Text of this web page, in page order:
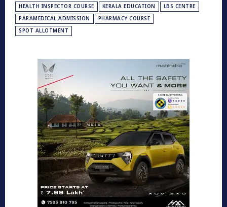
HEALTH INSPECTOR COURSE
KERALA EDUCATION
LBS CENTRE
PARAMEDICAL ADMISSION
PHARMACY COURSE
SPOT ALLOTMENT